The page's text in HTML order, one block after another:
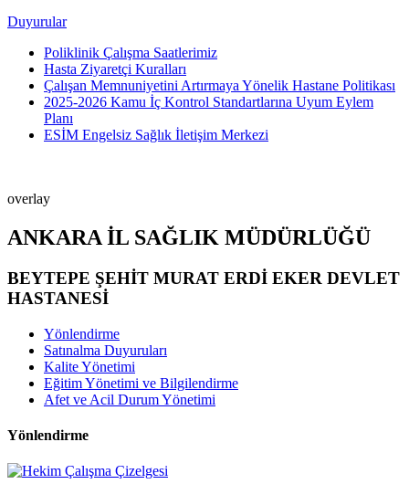
Duyurular
Poliklinik Çalışma Saatlerimiz
Hasta Ziyaretçi Kuralları
Çalışan Memnuniyetini Artırmaya Yönelik Hastane Politikası
2025-2026 Kamu İç Kontrol Standartlarına Uyum Eylem
Planı
ESİM Engelsiz Sağlık İletişim Merkezi
overlay
ANKARA İL SAĞLIK MÜDÜRLÜĞÜ
BEYTEPE ŞEHİT MURAT ERDİ EKER DEVLET
HASTANESİ
Yönlendirme
Satınalma Duyuruları
Kalite Yönetimi
Eğitim Yönetimi ve Bilgilendirme
Afet ve Acil Durum Yönetimi
Yönlendirme